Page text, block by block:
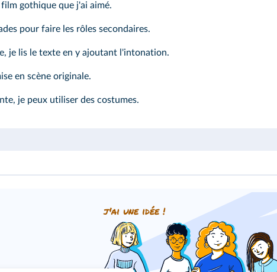
gothique que j'ai aimé.
pour faire les rôles secondaires.
je lis le texte en y ajoutant l'intonation.
en scène originale.
je peux utiliser des costumes.
j'ai une idée !